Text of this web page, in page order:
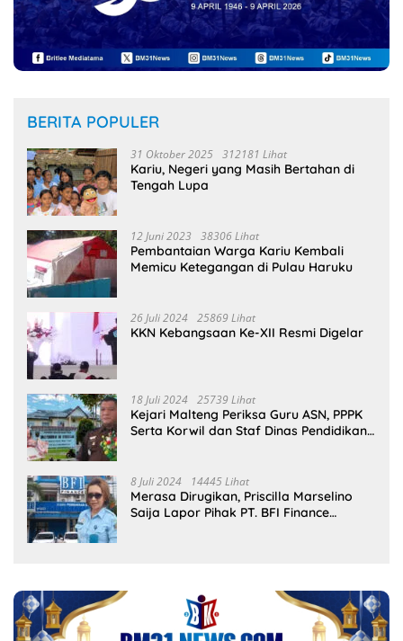
BERITA POPULER
31 Oktober 2025 312181 Lihat
Kariu, Negeri yang Masih Bertahan di
Tengah Lupa
12 Juni 2023 38306 Lihat
Pembantaian Warga Kariu Kembali
Memicu Ketegangan di Pulau Haruku
26 Juli 2024 25869 Lihat
KKN Kebangsaan Ke-XII Resmi Digelar
18 Juli 2024 25739 Lihat
Kejari Malteng Periksa Guru ASN, PPPK
Serta Korwil dan Staf Dinas Pendidikan
8 Juli 2024 14445 Lihat
Merasa Dirugikan, Priscilla Marselino
Saija Lapor Pihak PT. BFI Finance